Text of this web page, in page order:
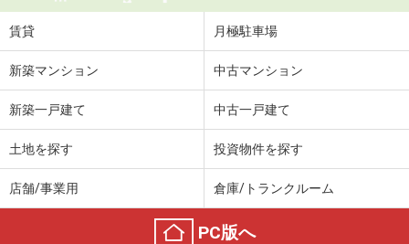
賃貸 月極駐車場
新築マンション 中古マンション
新築一戸建て 中古一戸建て
土地を探す 投資物件を探す
店舗/事業用 倉庫/トランクルーム
PC版へ